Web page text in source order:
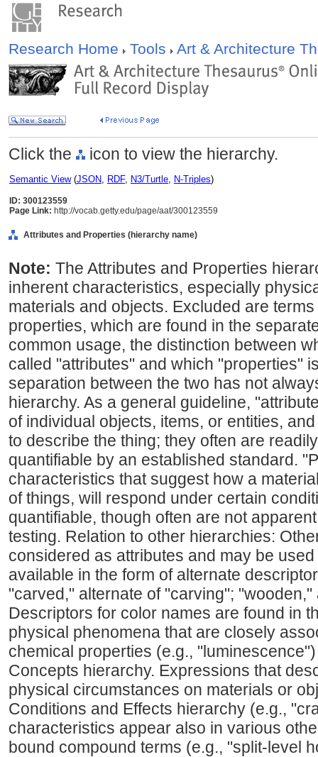
Research Home Tools Art & Architecture
Click the icon to view the hierarchy.
Semantic View(JSON, RDF, N3/Turtle, N-Triples)
ID: 300123559
Page Link: http://vocab.getty.edu/page/aat/300123559
Attributes and Properties (hierarchy name)
Note: The Attributes and Properties
inherent characteristics, especially
materials and objects. Excluded are
properties, which are found in the
common usage, the distinction between
called "attributes" and which "properties"
separation between the two has not
hierarchy. As a general guideline,
of individual objects, items, or entities,
to describe the thing; they often are
quantifiable by an established standard.
characteristics that suggest how a
of things, will respond under certain
quantifiable, though often are not
testing. Relation to other hierarchies:
considered as attributes and may be
available in the form of alternate
"carved," alternate of "carving";
Descriptors for color names are found in
physical phenomena that are closely
chemical properties (e.g.,
Concepts hierarchy. Expressions that
physical circumstances on materials or
Conditions and Effects hierarchy (e.g.,
characteristics appear also in various
bound compound terms (e.g., "split-level